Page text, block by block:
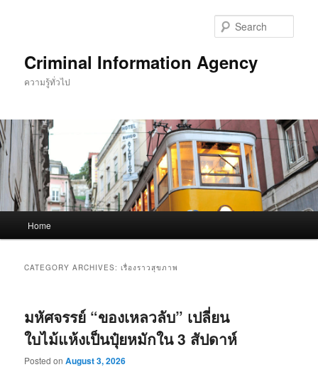
Criminal Information Agency
ความรู้ทั่วไป
Home
CATEGORY ARCHIVES:เรื่องราวสุขภาพ
มหัศจรรย์ “ของเหลวลับ” เปลี่ยน
ใบไม้แห้งเป็นปุ๋ยหมักใน 3 สัปดาห์
Posted onAugust 3, 2026